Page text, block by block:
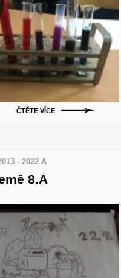
ČTĚTE VÍCE
- 2022 A
8.A